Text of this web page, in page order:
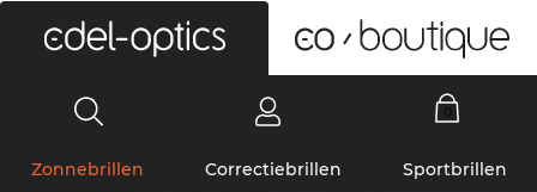
Zonnebrillen Correctiebrillen Sportbrillen